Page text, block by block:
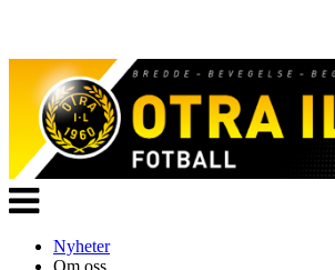
Veksle
navigasjon
Nyheter
Om oss